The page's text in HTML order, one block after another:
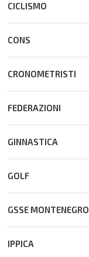
CICLISMO
CONS
CRONOMETRISTI
FEDERAZIONI
GINNASTICA
GOLF
GSSE MONTENEGRO
IPPICA